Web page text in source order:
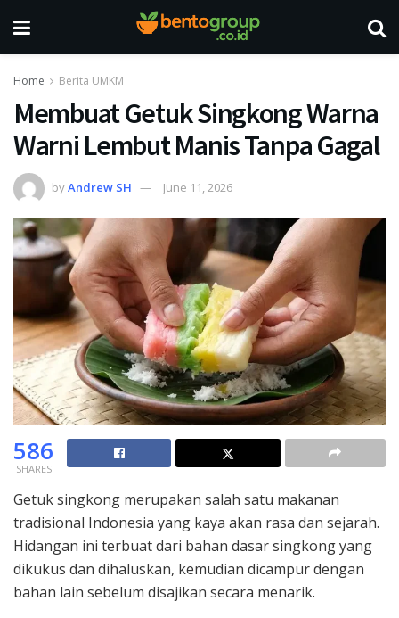
Home Berita UMKM
Membuat Getuk Singkong Warna
Warni Lembut Manis Tanpa Gagal
byAndrew SH June 11, 2026
586
SHARES
Getuk singkong merupakan salah satu makanan
tradisional Indonesia yang kaya akan rasa dan sejarah.
Hidangan ini terbuat dari bahan dasar singkong yang
dikukus dan dihaluskan, kemudian dicampur dengan
bahan lain sebelum disajikan secara menarik.